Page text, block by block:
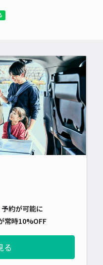
約が可能に
常時10%OFF
る